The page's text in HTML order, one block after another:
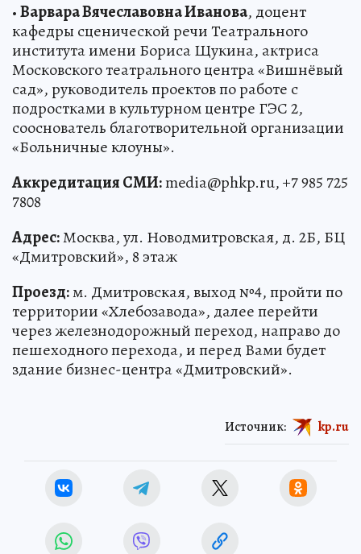
•Варвара Вячеславовна Иванова, доцент
кафедры сценической речи Театрального
института имени Бориса Щукина, актриса
Московского театрального центра «Вишнёвый
сад», руководитель проектов по работе с
подростками в культурном центре ГЭС 2,
сооснователь благотворительной организации
«Больничные клоуны».
Аккредитация СМИ:media@phkp.ru, +7 985 725
7808
Адрес:Москва, ул. Новодмитровская, д. 2Б, БЦ
«Дмитровский», 8 этаж
Проезд:м. Дмитровская, выход №4, пройти по
территории «Хлебозавода», далее перейти
через железнодорожный переход, направо до
пешеходного перехода, и перед Вами будет
здание бизнес-центра «Дмитровский».
Источник: kp.ru